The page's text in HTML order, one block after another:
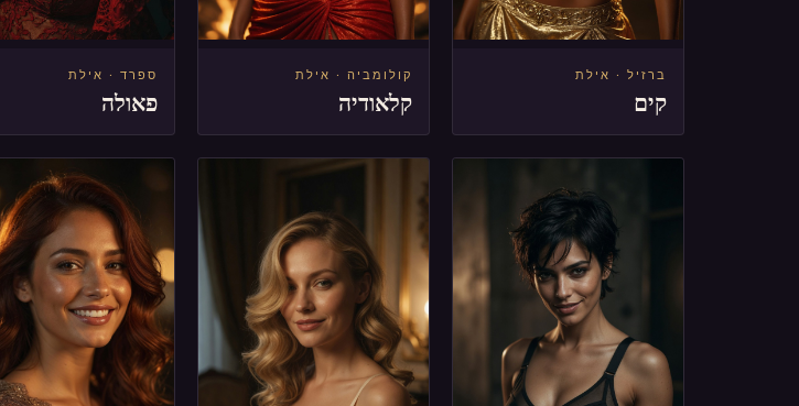
ברזיל · אילת
קים
קולומביה · אילת
קלאודיה
ספרד · אילת
פאולה